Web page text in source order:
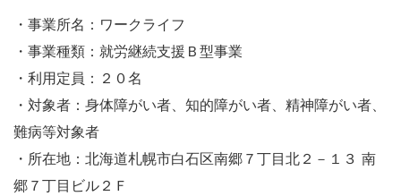
・事業所名：ワークライフ
・事業種類：就労継続支援Ｂ型事業
・利用定員：２０名
・対象者：身体障がい者、知的障がい者、精神障がい者、
難病等対象者
・所在地：北海道札幌市白石区南郷７丁目北２－１３ 南
郷７丁目ビル２Ｆ